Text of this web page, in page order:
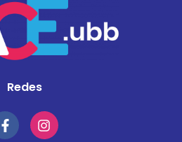
Redes